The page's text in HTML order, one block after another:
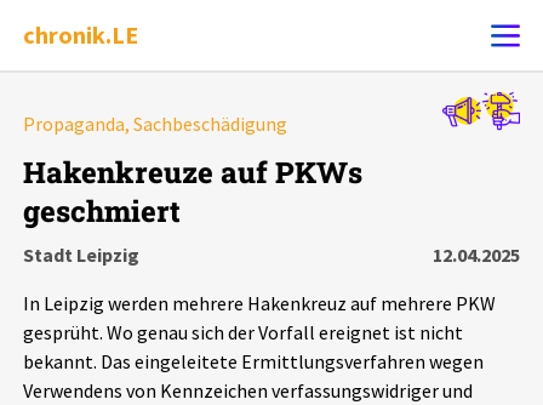
chronik.LE
Ereignis melden
Chronik
Leipziger Zustände
Propaganda, Sachbeschädigung
Hakenkreuze auf PKWs
geschmiert
Stadt Leipzig
12.04.2025
In Leipzig werden mehrere Hakenkreuz auf mehrere PKW
gesprüht. Wo genau sich der Vorfall ereignet ist nicht
bekannt. Das eingeleitete Ermittlungsverfahren wegen
Verwendens von Kennzeichen verfassungswidriger und
Alle Ereignisse
Ereignisse
Ereignisse